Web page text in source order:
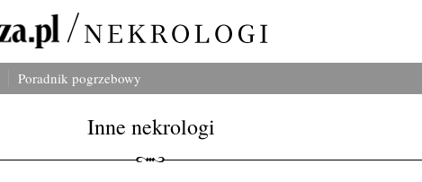
Poradnik pogrzebowy
Inne nekrologi